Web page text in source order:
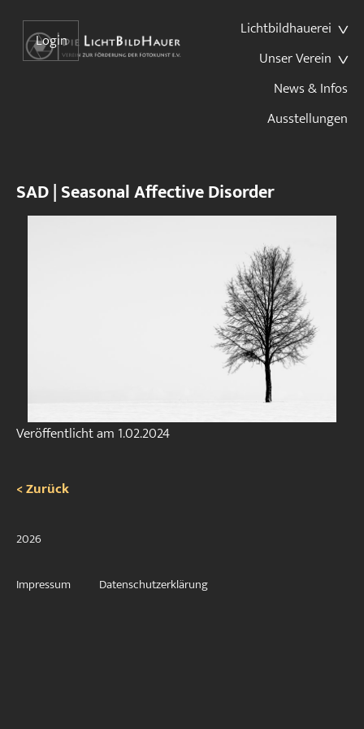
Lichtbildhauerei
Unser Verein
News & Infos
Ausstellungen
Login
SAD | Seasonal Affective Disorder
Veröffentlicht am 1.02.2024
< Zurück
2026
Impressum Datenschutzerklärung